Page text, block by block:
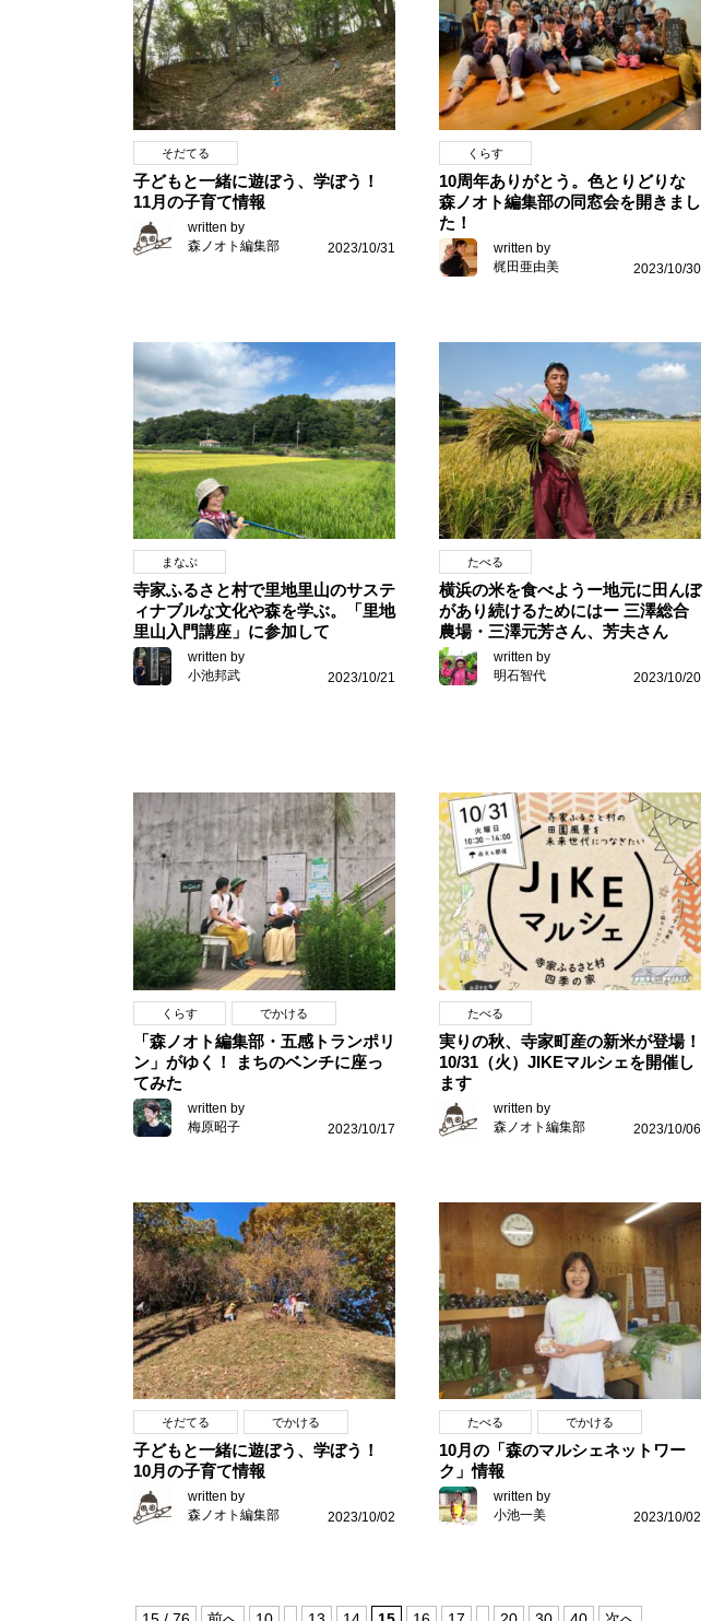
そだてる
子どもと一緒に遊ぼう、学ぼう！
11月の子育て情報
written by
森ノオト編集部
2023/10/31
くらす
10周年ありがとう。色とりどりな
森ノオト編集部の同窓会を開きまし
た！
written by
梶田亜由美
2023/10/30
まなぶ
寺家ふるさと村で里地里山のサステ
ィナブルな文化や森を学ぶ。「里地
里山入門講座」に参加して
written by
小池邦武
2023/10/21
たべる
横浜の米を食べようー地元に田んぼ
があり続けるためにはー 三澤総合
農場・三澤元芳さん、芳夫さん
written by
明石智代
2023/10/20
くらす でかける
「森ノオト編集部・五感トランポリ
ン」がゆく！ まちのベンチに座っ
てみた
written by
梅原昭子
2023/10/17
たべる
実りの秋、寺家町産の新米が登場！
10/31（火）JIKEマルシェを開催し
ます
written by
森ノオト編集部
2023/10/06
そだてる でかける
子どもと一緒に遊ぼう、学ぼう！
10月の子育て情報
written by
森ノオト編集部
2023/10/02
たべる でかける
10月の「森のマルシェネットワー
ク」情報
written by
小池一美
2023/10/02